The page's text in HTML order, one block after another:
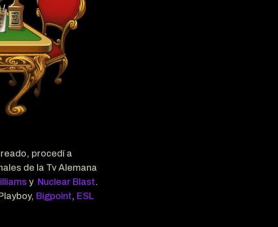
procedí a
de la Tv Alemana
y Nuclear Blast.
Bigpoint, ESL